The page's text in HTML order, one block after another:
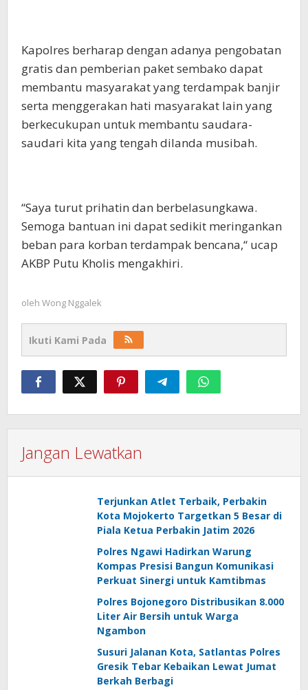
Kapolres berharap dengan adanya pengobatan
gratis dan pemberian paket sembako dapat
membantu masyarakat yang terdampak banjir
serta menggerakan hati masyarakat lain yang
berkecukupan untuk membantu saudara-
saudari kita yang tengah dilanda musibah.
“Saya turut prihatin dan berbelasungkawa.
Semoga bantuan ini dapat sedikit meringankan
beban para korban terdampak bencana,“ ucap
AKBP Putu Kholis mengakhiri.
oleh Wong Nggalek
Ikuti Kami Pada
Jangan Lewatkan
Terjunkan Atlet Terbaik, Perbakin
Kota Mojokerto Targetkan 5 Besar di
Piala Ketua Perbakin Jatim 2026
Polres Ngawi Hadirkan Warung
Kompas Presisi Bangun Komunikasi
Perkuat Sinergi untuk Kamtibmas
Polres Bojonegoro Distribusikan 8.000
Liter Air Bersih untuk Warga
Ngambon
Susuri Jalanan Kota, Satlantas Polres
Gresik Tebar Kebaikan Lewat Jumat
Berkah Berbagi